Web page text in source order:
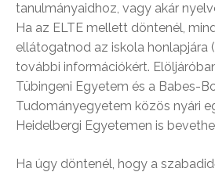
tanulmányaidhoz, vagy akár
Ha az ELTE mellett döntenél,
ellátogatnod az iskola honlapjára (
további információkért.
Tübingeni Egyetem és a Babes-
Tudományegyetem közös nyári
Heidelbergi Egyetemen is
Ha úgy döntenél, hogy a